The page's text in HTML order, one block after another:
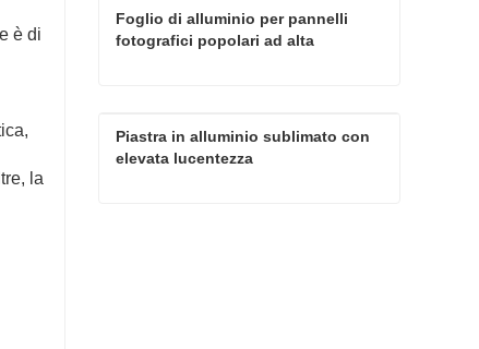
è di
la
Foglio di alluminio per pannelli
fotografici popolari ad alta
Contatta ora
Piastra in alluminio sublimato con
elevata lucentezza